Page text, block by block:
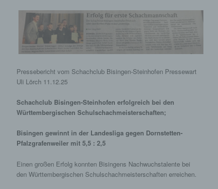
Pressebericht vom Schachclub Bisingen-Steinhofen Pressewart
Uli Lörch 11.12.25
Schachclub Bisingen-Steinhofen erfolgreich bei den
Württembergischen Schulschachmeisterschaften;
Bisingen gewinnt in der Landesliga gegen Dornstetten-
Pfalzgrafenweiler mit 5,5 : 2,5
Einen großen Erfolg konnten Bisingens Nachwuchstalente bei
den Württembergischen Schulschachmeisterschaften erreichen.